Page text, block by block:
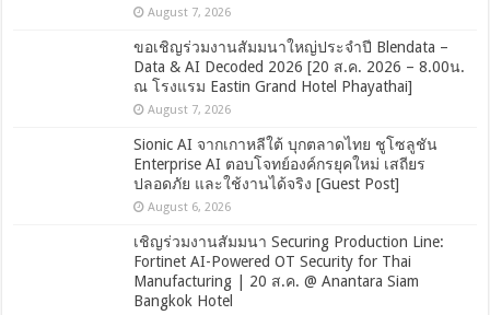
August 7, 2026
ขอเชิญร่วมงานสัมมนาใหญ่ประจำปี Blendata –
Data & AI Decoded 2026 [20 ส.ค. 2026 – 8.00น.
ณ โรงแรม Eastin Grand Hotel Phayathai]
August 7, 2026
Sionic AI จากเกาหลีใต้ บุกตลาดไทย ชูโซลูชัน
Enterprise AI ตอบโจทย์องค์กรยุคใหม่ เสถียร
ปลอดภัย และใช้งานได้จริง [Guest Post]
August 6, 2026
เชิญร่วมงานสัมมนา Securing Production Line:
Fortinet AI-Powered OT Security for Thai
Manufacturing | 20 ส.ค. @ Anantara Siam
Bangkok Hotel